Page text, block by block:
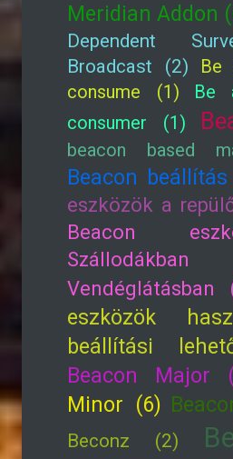
Meridian Addon
Dependent
Broadcast (2)
Be
consume (1)
Be
consumer (1)
beacon based
Beacon
eszközök a
Beacon
Vendéglátásban
eszközök
beállítási
Beacon Major
Minor (6)
Beconz (2)